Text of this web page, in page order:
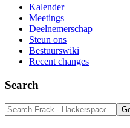
Kalender
Meetings
Deelnemerschap
Steun ons
Bestuurswiki
Recent changes
Search